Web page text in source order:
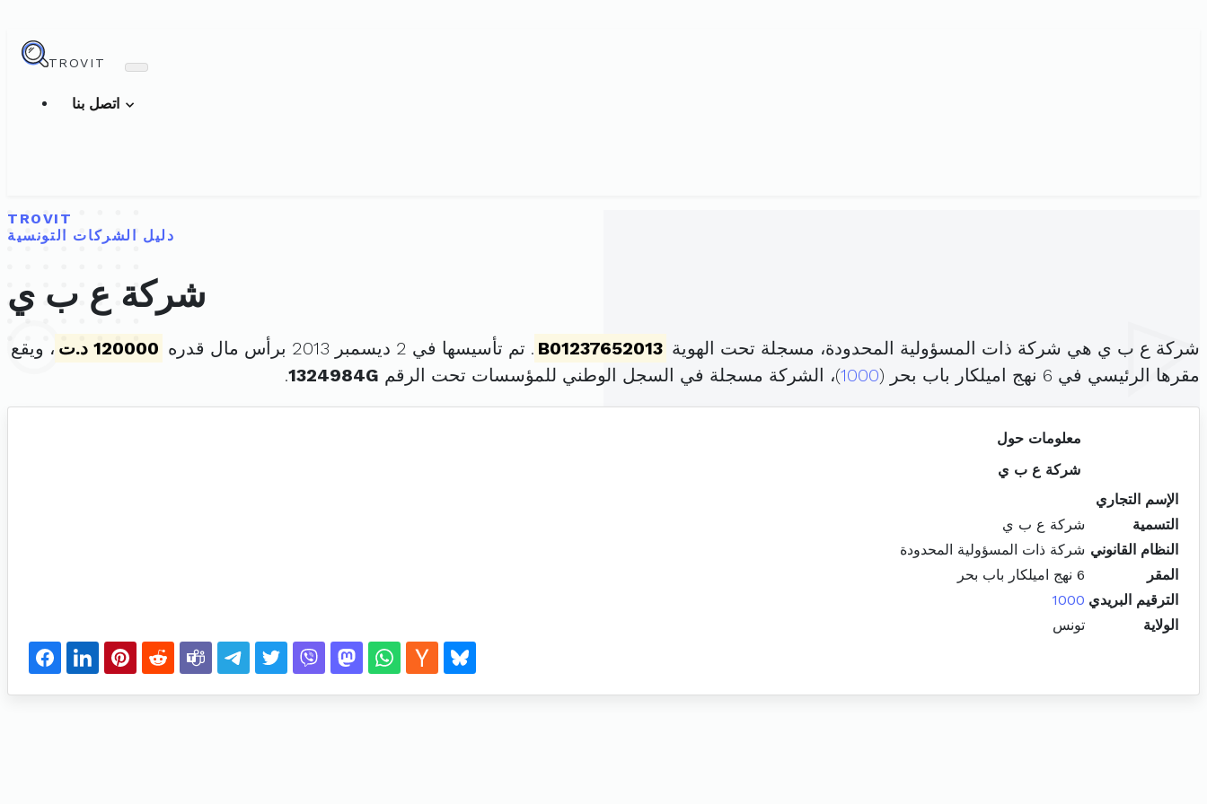
TROVIT
TROVIT
دليل الشركات التونسية
شركة ع ب ي
شركة ع ب ي هي شركة ذات المسؤولية المحدودة، مسجلة تحت الهوية B01237652013 . تم تأسيسها في 2 ديسمبر 2013 برأس مال قدره 120000 د.ت
، ويقع
مقرها الرئيسي في 6 نهج اميلكار باب بحر (
1000)، الشركة مسجلة في السجل الوطني للمؤسسات تحت الرقم 1324984G
.
معلومات حول
شركة ع ب ي
الإسم التجاري
التسمية
شركة ع ب ي
النظام القانوني شركة ذات المسؤولية المحدودة
المقر
6 نهج اميلكار باب بحر
الترقيم البريدي 1000
الولاية
تونس